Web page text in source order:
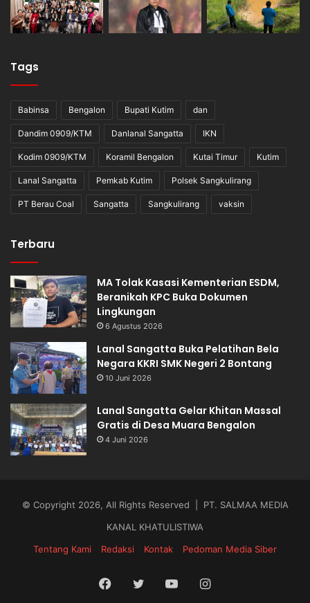
Tags
Babinsa Bengalon Bupati Kutim dan
Dandim 0909/KTM Danlanal Sangatta IKN
Kodim 0909/KTM Koramil Bengalon Kutai Timur Kutim
Lanal Sangatta Pemkab Kutim Polsek Sangkulirang
PT Berau Coal Sangatta Sangkulirang vaksin
Terbaru
MA Tolak Kasasi Kementerian ESDM,
Beranikah KPC Buka Dokumen
Lingkungan
6 Agustus 2026
Lanal Sangatta Buka Pelatihan Bela
Negara KKRI SMK Negeri 2 Bontang
10 Juni 2026
Lanal Sangatta Gelar Khitan Massal
Gratis di Desa Muara Bengalon
4 Juni 2026
© Copyright 2026, All Rights Reserved | PT. SALMAA MEDIA
KANAL KHATULISTIWA
Tentang Kami
Redaksi Kontak Pedoman Media Siber
Facebook
TwitterYouTubeInstagram